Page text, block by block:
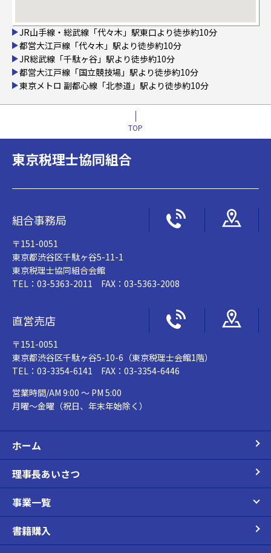
JR山手線・総武線「代々木」駅東口より徒歩約10分
都営大江戸線「代々木」駅より徒歩約10分
JR総武線「千駄ヶ谷」駅より徒歩約10分
都営大江戸線「国立競技場」駅より徒歩約10分
東京メトロ 副都心線「北参道」駅より徒歩約10分
TOP
東京税理士協同組合
組合事務局
〒151-0051
東京都渋谷区千駄ヶ谷5-11-1
東京税理士協同組合会館
TEL：03-5363-2011 FAX：03-5363-2008
直営売店
〒151-0051
東京都渋谷区千駄ヶ谷5-10-6（東京税理士会館1階）
TEL：03-3354-6141 FAX：03-3354-6446
営業時間/AM 9:00 ～ PM 5:00
月曜～金曜（祝日、年末年始除く）
ホーム
理事長あいさつ
事業一覧
書籍購入